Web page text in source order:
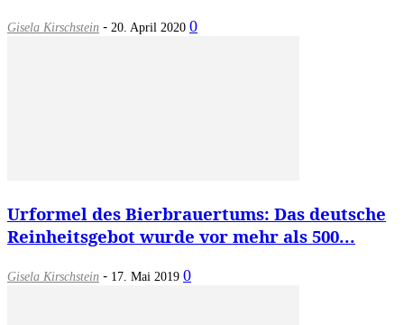
Gisela Kirschstein - 20. April 2020 0
Urformel des Bierbrauertums: Das deutsche
Reinheitsgebot wurde vor mehr als 500...
Gisela Kirschstein - 17. Mai 2019 0